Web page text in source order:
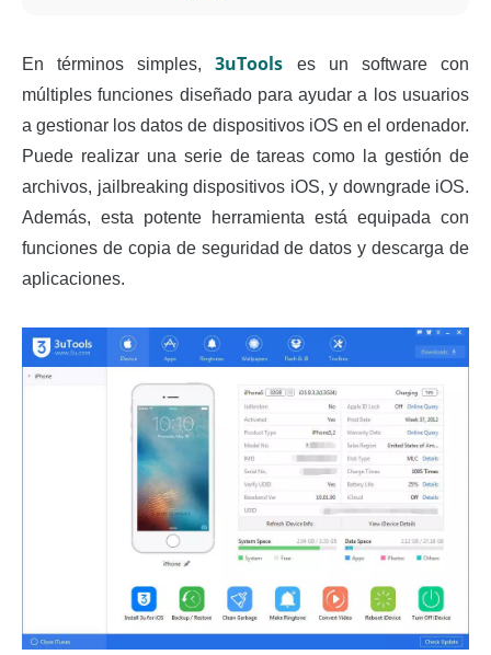
En términos simples,3uTools es un software con
múltiples funciones diseñado para ayudar a los usuarios
a gestionar los datos de dispositivos iOS en el ordenador.
Puede realizar una serie de tareas como la gestión de
archivos, jailbreaking dispositivos iOS, y downgrade iOS.
Además, esta potente herramienta está equipada con
funciones de copia de seguridad de datos y descarga de
aplicaciones.